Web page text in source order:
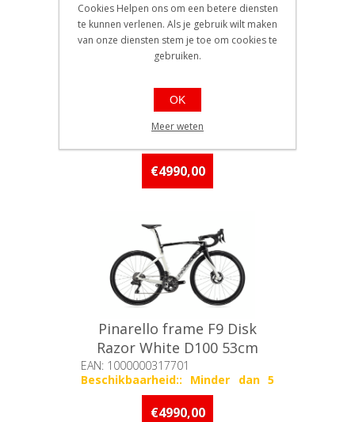
Pinarello frame F9 Disk
Razor White D100 50cm
EAN: 1000000317688
€4990,00
Pinarello frame F9 Disk
Razor White D100 53cm
EAN: 1000000317701
Beschikbaarheid:: Minder dan 5
stuks op voorraad
€4990,00
Cookies Helpen ons om een betere diensten
te kunnen verlenen. Als je gebruik wilt maken
van onze diensten stem je toe om cookies te
gebruiken.
OK
Meer weten